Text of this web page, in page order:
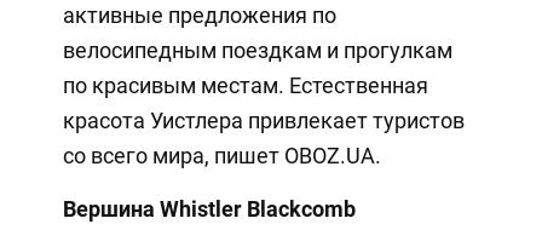
активные предложения по
велосипедным поездкам и прогулкам
по красивым местам. Естественная
красота Уистлера привлекает туристов
со всего мира, пишет OBOZ.UA.
Вершина Whistler Blackcomb